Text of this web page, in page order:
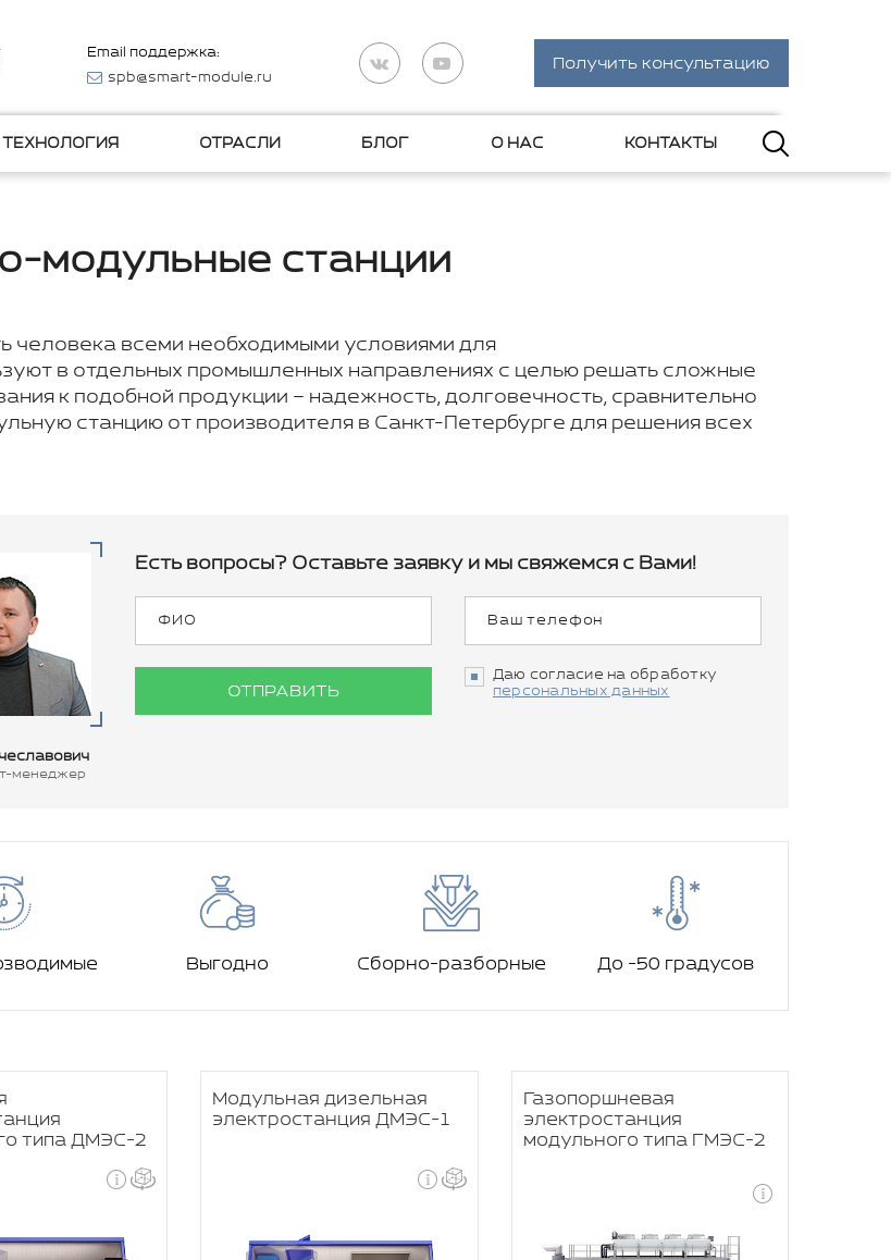
Email поддержка:
spb@smart-module.ru
Получить консультацию
ТЕХНОЛОГИЯ ОТРАСЛИ БЛОГ О НАС КОНТАКТЫ
модульные станции
человека всеми необходимыми условиями для
в отдельных промышленных направлениях с целью решать сложные
к подобной продукции – надежность, долговечность, сравнительно
станцию от производителя в Санкт-Петербурге для решения всех
менеджер
Есть вопросы? Оставьте заявку и мы свяжемся с Вами!
ОТПРАВИТЬ
Даю согласие на обработку
персональных данных
Выгодно Сборно-разборные До -50 градусов
типа ДМЭС-2
Модульная дизельная
электростанция ДМЭС-1
Газопоршневая
электростанция
модульного типа ГМЭС-2